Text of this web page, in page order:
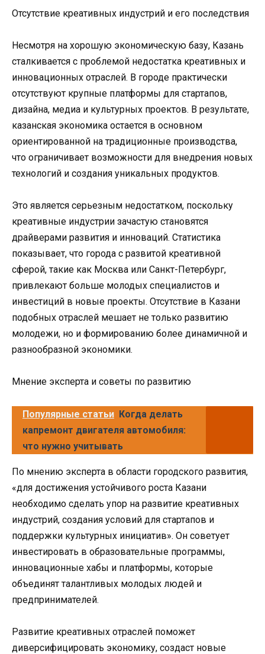
Отсутствие креативных индустрий и его последствия
Несмотря на хорошую экономическую базу, Казань
сталкивается с проблемой недостатка креативных и
инновационных отраслей. В городе практически
отсутствуют крупные платформы для стартапов,
дизайна, медиа и культурных проектов. В результате,
казанская экономика остается в основном
ориентированной на традиционные производства,
что ограничивает возможности для внедрения новых
технологий и создания уникальных продуктов.
Это является серьезным недостатком, поскольку
креативные индустрии зачастую становятся
драйверами развития и инноваций. Статистика
показывает, что города с развитой креативной
сферой, такие как Москва или Санкт-Петербург,
привлекают больше молодых специалистов и
инвестиций в новые проекты. Отсутствие в Казани
подобных отраслей мешает не только развитию
молодежи, но и формированию более динамичной и
разнообразной экономики.
Мнение эксперта и советы по развитию
Популярные статьи Когда делать
капремонт двигателя автомобиля:
что нужно учитывать
По мнению эксперта в области городского развития,
«для достижения устойчивого роста Казани
необходимо сделать упор на развитие креативных
индустрий, создания условий для стартапов и
поддержки культурных инициатив». Он советует
инвестировать в образовательные программы,
инновационные хабы и платформы, которые
объединят талантливых молодых людей и
предпринимателей.
Развитие креативных отраслей поможет
диверсифицировать экономику, создаст новые